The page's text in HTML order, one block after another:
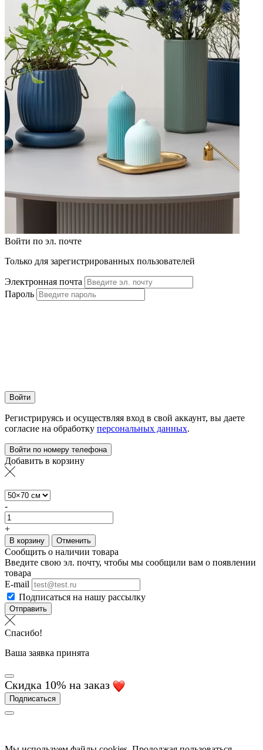
Войти по эл. почте
Только для зарегистрированных пользователей
Электронная почта
Пароль
Войти
Регистрируясь и осуществляя вход в свой аккаунт, вы даете
согласие на обработку персональных данных.
Войти по номеру телефона
Добавить в корзину
-
+
В корзину Отменить
Сообщить о наличии товара
Введите свою эл. почту, чтобы мы сообщили вам о появлении
товара
E-mail
Подписаться на нашу рассылку
Отправить
Спасибо!
Ваша заявка принята
Скидка 10% на заказ
Подписаться